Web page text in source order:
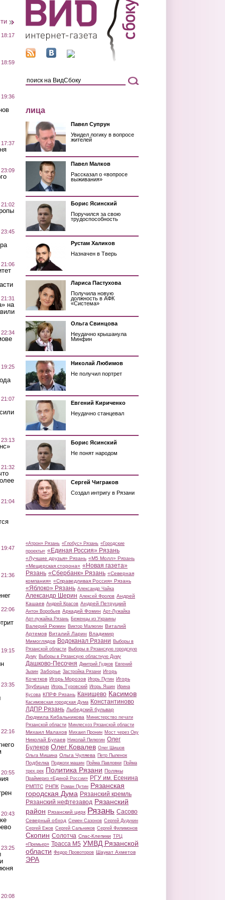
18:17
18:59
19:36
на
лица
Павел Супрун
Увидел логику в вопросе
жителей
Павел Малков
Рассказал о «вопросе
выживания»
Борис Ясинский
Поручился за свою
трудоспособность
Рустам Халиков
Назначен в Тверь
Лариса Пастухова
Получила новую
должность в АФК
«Система»
Ольга Свинцова
Неудачно крышанула
Минфин
Николай Любимов
Не получил портрет
Евгений Кириченко
Неудачно станцевал
Борис Ясинский
Не понят народом
Сергей Чиграков
Создал интригу в Рязани
«Атрон» Рязань «Глобус» Рязань «Городские
проекты» «Единая Россия» Рязань
«Лучшие друзья» Рязань «М5 Молл» Рязань
«Мещерская сторона» «Новая газета»
Рязань «Сбербанк» Рязань «Северная
компания» «Справедливая Россия» Рязань
«Яблоко» Рязань Александр Чайка
Александр Шерин Алексей Фролов Андрей
Кашаев Андрей Красов Андрей Петруцкий
Антон Воробьев Аркадий Фомин Арт-Лужайка
Арт-лужайка Рязань Беженцы из Украины
Валерий Рюмин Виктор Малюгин Виталий
Артемов Виталий Ларин Владимир
Мимоглядов Водоканал Рязани Выборы в
Рязанской области Выборы в Рязанскую городскую
Думу Выборы в Рязанскую областную Думу
Дашково-Песочня Дмитрий Гудков Евгений
Зызин Заборье Застройка Рязани Игорь
Кочетков Игорь Морозов Игорь Путин Игорь
Трубицын Игорь Туровский Игорь Яшин Ирина
Кусова КПРФ Рязань Канищево Касимов
Касимовская городская Дума Константиново
ЛДПР Рязань Лыбедский бульвар
Людмила Кибальникова Министерство печати
Рязанской области Минлесхоз Рязанской области
Михаил Малахов Михаил Пронин Мост через Оку
Николай Булаев Николай Пилюгин Олег
Булеков Олег Ковалев Олег Шишов
Ольга Мишина Ольга Чуляева Петр Пыленок
Подбелка Поджоги машин Пойма Павловки Пойма
трех рек Политика Рязани Поляны
Праймериз «Единой России» РГУ им. Есенина
РМПТС РНПК Роман Путин Рязанская
городская Дума Рязанский кремль
Рязанский нефтезавод Рязанский
район Рязанский цирк Рязань Сасово
Северный обход Семен Сазонов Сергей Дудукин
Сергей Ежов Сергей Сальников Сергей Филимонов
Скопин Солотча Спас-Клепики ТРЦ
«Премьер» Трасса М5 УМВД Рязанской
области Федор Провоторов Шаукат Ахметов
ЭРА